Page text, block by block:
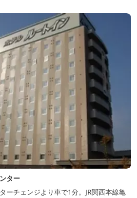
ター
ーチェンジより車で1分。JR関西本線亀